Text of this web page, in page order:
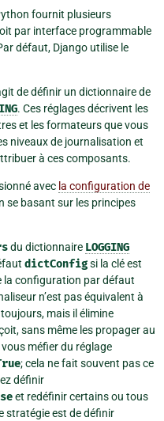
fournit plusieurs
par interface programmable
défaut, Django utilise le
de définir un dictionnaire de
. Ces réglages décrivent les
et les formateurs que vous
niveaux de journalisation et
à ces composants.
avec la configuration de
se basant sur les principes
du dictionnaire LOGGING
dictConfigsi la clé est
la configuration par défaut
n’est pas équivalent à
mais il élimine
sans même les propager au
méfier du réglage
; cela ne fait souvent pas ce
définir
et redéfinir certains ou tous
stratégie est de définir